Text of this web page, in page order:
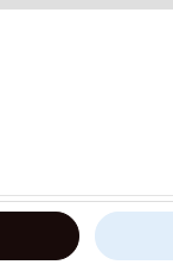
联系电话